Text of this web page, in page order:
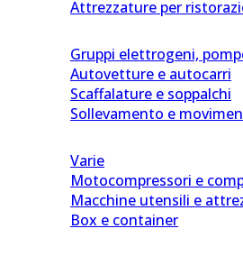
Attrezzature per
Gruppi elettrogeni,
Autovetture e autocarri
Scaffalature e soppalchi
Sollevamento e
Varie
Motocompressori e
Macchine utensili e
Box e container